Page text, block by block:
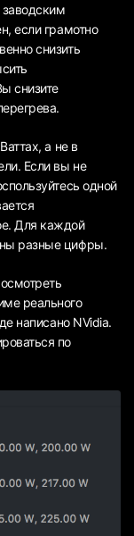
заводским
если грамотно
снизить
снизите
а не в
Если вы не
одной
Для каждой
разные цифры.
реального
написано NVidia.
по